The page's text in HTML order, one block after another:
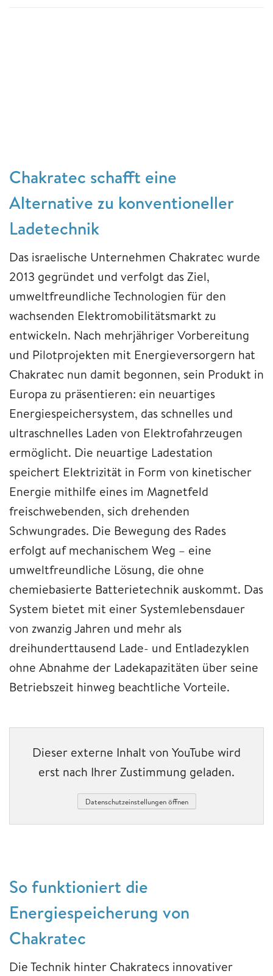
Chakratec schafft eine
Alternative zu konventioneller
Ladetechnik
Das israelische Unternehmen Chakratec wurde
2013 gegründet und verfolgt das Ziel,
umweltfreundliche Technologien für den
wachsenden Elektromobilitätsmarkt zu
entwickeln. Nach mehrjähriger Vorbereitung
und Pilotprojekten mit Energieversorgern hat
Chakratec nun damit begonnen, sein Produkt in
Europa zu präsentieren: ein neuartiges
Energiespeichersystem, das schnelles und
ultraschnelles Laden von Elektrofahrzeugen
ermöglicht. Die neuartige Ladestation
speichert Elektrizität in Form von kinetischer
Energie mithilfe eines im Magnetfeld
freischwebenden, sich drehenden
Schwungrades. Die Bewegung des Rades
erfolgt auf mechanischem Weg – eine
umweltfreundliche Lösung, die ohne
chemiebasierte Batterietechnik auskommt. Das
System bietet mit einer Systemlebensdauer
von zwanzig Jahren und mehr als
dreihunderttausend Lade- und Entladezyklen
ohne Abnahme der Ladekapazitäten über seine
Betriebszeit hinweg beachtliche Vorteile.
Dieser externe Inhalt von YouTube wird
erst nach Ihrer Zustimmung geladen.
Datenschutzeinstellungen öffnen
So funktioniert die
Energiespeicherung von
Chakratec
Die Technik hinter Chakratecs innovativer